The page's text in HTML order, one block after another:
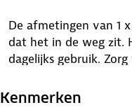
De afmetingen van 1
dat het in de weg zit.
dagelijks gebruik.
Kenmerken